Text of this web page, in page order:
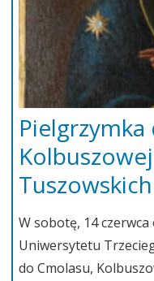
Tuszowskich
W sobotę, 14
Uniwersytetu
do Cmolasu,